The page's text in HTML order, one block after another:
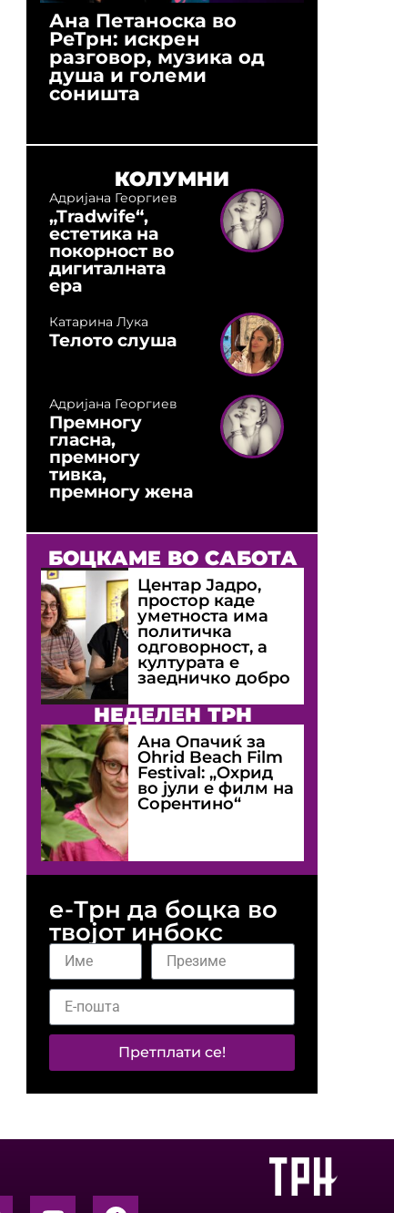
Ана Петаноска во
РеТрн: искрен
разговор, музика од
душа и големи
соништа
КОЛУМНИ
Адријана Георгиев
„Tradwife“,
естетика на
покорност во
дигиталната
ера
Катарина Лука
Телото слуша
Адријана Георгиев
Премногу
гласна,
премногу
тивка,
премногу жена
БОЦКАМЕ ВО САБОТА
Центар Јадро,
простор каде
уметноста има
политичка
одговорност, а
културата е
заедничко добро
НЕДЕЛЕН ТРН
Ана Опачиќ за
Оhrid Beach Film
Festival: „Охрид
во јули е филм на
Сорентино“
е-Трн да боцка во
твојот инбокс
Претплати се!